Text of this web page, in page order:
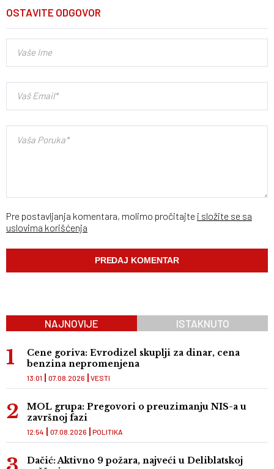
OSTAVITE ODGOVOR
Pre postavljanja komentara, molimo pročitajte i složite se sa
uslovima korišćenja
NAJNOVIJE ISTAKNUTO
Cene goriva: Evrodizel skuplji za dinar, cena
benzina nepromenjena
VESTI
13:01 07.08.2026
MOL grupa: Pregovori o preuzimanju NIS-a u
završnoj fazi
POLITIKA
12:54 07.08.2026
Dačić: Aktivno 9 požara, najveći u Deliblatskoj